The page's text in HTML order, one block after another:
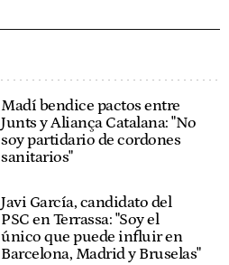
Madí bendice pactos entre
Junts y Aliança Catalana: "No
soy partidario de cordones
sanitarios"
Javi García, candidato del
PSC en Terrassa: "Soy el
único que puede influir en
Barcelona, Madrid y Bruselas"